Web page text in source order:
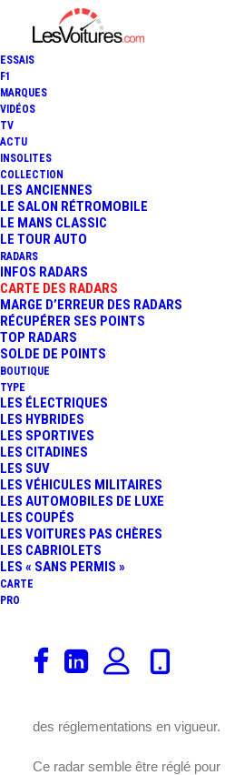
ESSAIS
F1
MARQUES
VIDÉOS
TV
ACTU
INSOLITES
COLLECTION
LES ANCIENNES
LE SALON RÉTROMOBILE
LE MANS CLASSIC
LE TOUR AUTO
RADARS
INFOS RADARS
CARTE DES RADARS
MARGE D’ERREUR DES RADARS
RÉCUPÉRER SES POINTS
TOP RADARS
SOLDE DE POINTS
BOUTIQUE
TYPE
LES ÉLECTRIQUES
LES HYBRIDES
LES SPORTIVES
LES CITADINES
LES SUV
LES VÉHICULES MILITAIRES
LES AUTOMOBILES DE LUXE
LES COUPÉS
LES VOITURES PAS CHÈRES
LES CABRIOLETS
LES « SANS PERMIS »
CARTE
PRO
Ce radar est
31, au cœur de la
située dans le
en France.
sécurité des usagers de la route
la circulation dans cette ville
des réglementations en vigueur.
Ce radar semble être réglé